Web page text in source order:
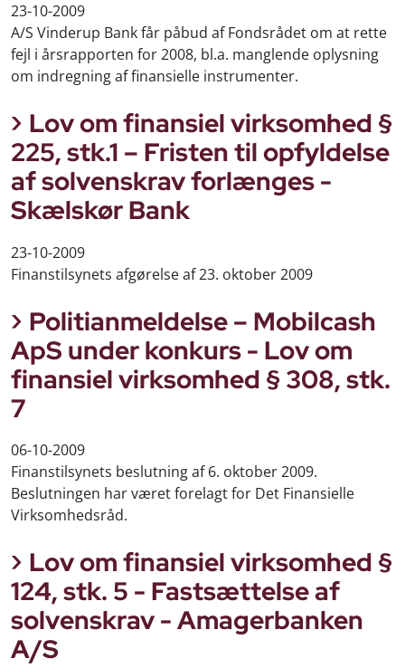
23-10-2009
A/S Vinderup Bank får påbud af Fondsrådet om at rette
fejl i årsrapporten for 2008, bl.a. manglende oplysning
om indregning af finansielle instrumenter.
Lov om finansiel virksomhed §
225, stk.1 – Fristen til opfyldelse
af solvenskrav forlænges -
Skælskør Bank
23-10-2009
Finanstilsynets afgørelse af 23. oktober 2009
Politianmeldelse – Mobilcash
ApS under konkurs - Lov om
finansiel virksomhed § 308, stk.
7
06-10-2009
Finanstilsynets beslutning af 6. oktober 2009.
Beslutningen har været forelagt for Det Finansielle
Virksomhedsråd.
Lov om finansiel virksomhed §
124, stk. 5 - Fastsættelse af
solvenskrav - Amagerbanken
A/S